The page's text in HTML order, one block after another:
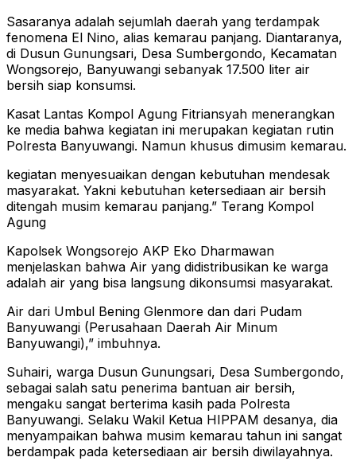
Sasaranya adalah sejumlah daerah yang terdampak
fenomena El Nino, alias kemarau panjang. Diantaranya,
di Dusun Gunungsari, Desa Sumbergondo, Kecamatan
Wongsorejo, Banyuwangi sebanyak 17.500 liter air
bersih siap konsumsi.
Kasat Lantas Kompol Agung Fitriansyah menerangkan
ke media bahwa kegiatan ini merupakan kegiatan rutin
Polresta Banyuwangi. Namun khusus dimusim kemarau.
kegiatan menyesuaikan dengan kebutuhan mendesak
masyarakat. Yakni kebutuhan ketersediaan air bersih
ditengah musim kemarau panjang.” Terang Kompol
Agung
Kapolsek Wongsorejo AKP Eko Dharmawan
menjelaskan bahwa Air yang didistribusikan ke warga
adalah air yang bisa langsung dikonsumsi masyarakat.
Air dari Umbul Bening Glenmore dan dari Pudam
Banyuwangi (Perusahaan Daerah Air Minum
Banyuwangi),” imbuhnya.
Suhairi, warga Dusun Gunungsari, Desa Sumbergondo,
sebagai salah satu penerima bantuan air bersih,
mengaku sangat berterima kasih pada Polresta
Banyuwangi. Selaku Wakil Ketua HIPPAM desanya, dia
menyampaikan bahwa musim kemarau tahun ini sangat
berdampak pada ketersediaan air bersih diwilayahnya.